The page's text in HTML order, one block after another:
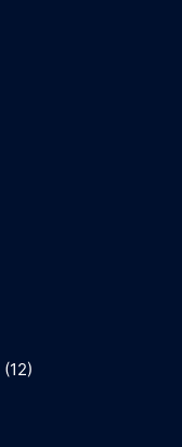
(12)